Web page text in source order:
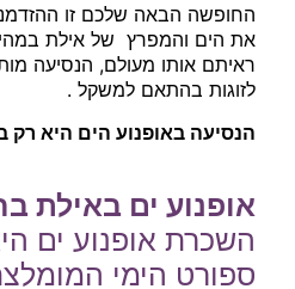
החופשה הבאה שלכם זו
את הים והמפרץ של אילת
ראיתם אותו מעולם, הנסיעה
לזוגות בהתאם למשקל .
הנסיעה באופנוע הים היא רק
אופנוע ים באילת
השכרת אופנוע ים
ספורט הימי